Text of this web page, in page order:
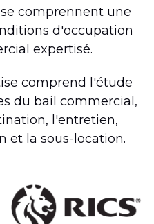
comprennent une
d'occupation
expertisé.
comprend l'étude
du bail commercial,
l'entretien,
et la sous-location.